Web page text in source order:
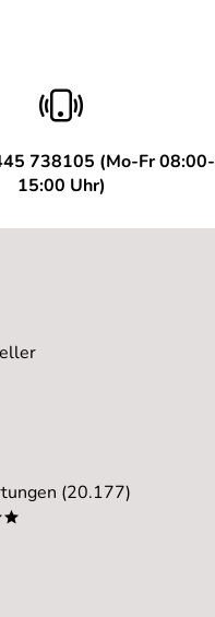
Alle
738105 (Mo-Fr 08:00-
15:00 Uhr)
(20.177)